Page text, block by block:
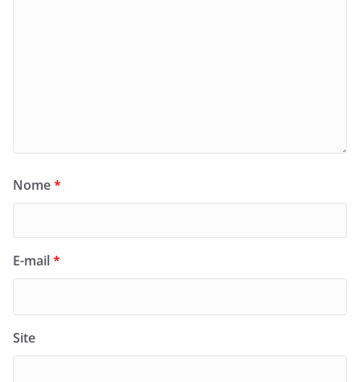
Nome*
E-mail*
Site